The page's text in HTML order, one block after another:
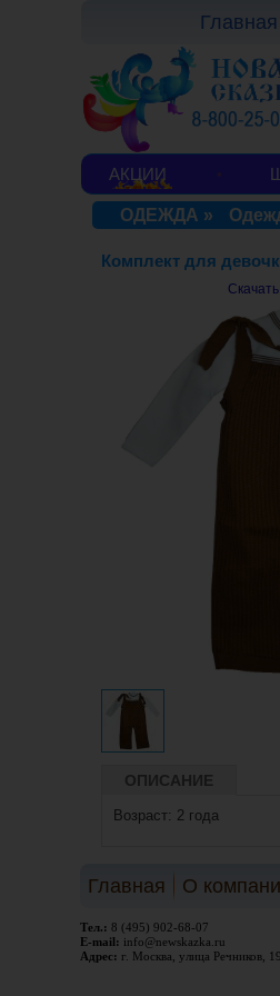
Главная
АКЦИИ
ОДЕЖДА »
Комплект для
ОПИСАНИЕ
Возраст: 2 года
Главная О
Тел.: 8 (495) 902-68-07
E-mail: info@newskazka.ru
Адрес: г. Москва, улица Речников,